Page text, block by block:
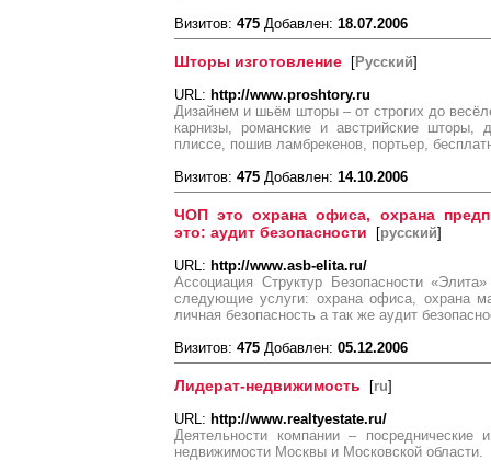
Визитов: 475 Добавлен: 18.07.2006
Шторы изготовление [Русский]
URL: http://www.proshtory.ru
Дизайнем и шьём шторы – от строгих до
карнизы, романские и австрийские
плиссе, пошив ламбрекенов, портьер,
Визитов: 475 Добавлен: 14.10.2006
ЧОП это охрана офиса, охрана
это: аудит безопасности [русский]
URL: http://www.asb-elita.ru/
Ассоциация Структур Безопасности
следующие услуги: охрана офиса, охрана
личная безопасность а так же аудит
Визитов: 475 Добавлен: 05.12.2006
Лидерат-недвижимость [ru]
URL: http://www.realtyestate.ru/
Деятельности компании – посреднические
недвижимости Москвы и Московской области.